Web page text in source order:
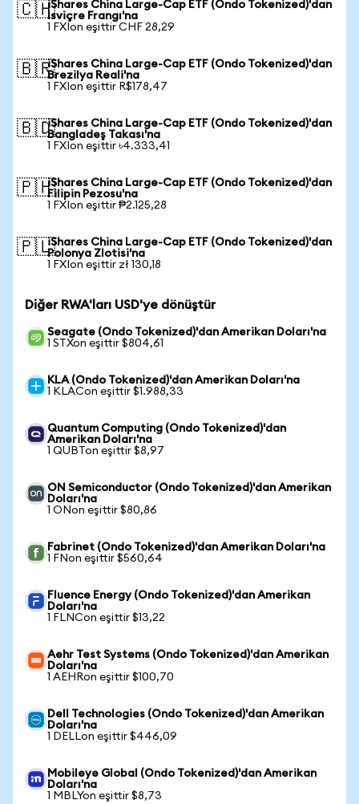
🇨🇭iShares China Large-Cap ETF (Ondo Tokenized)'dan
İsviçre Frangı'na
1 FXIon eşittir CHF 28,29
🇧🇷iShares China Large-Cap ETF (Ondo Tokenized)'dan
Brezilya Reali'na
1 FXIon eşittir R$178,47
🇧🇩iShares China Large-Cap ETF (Ondo Tokenized)'dan
Bangladeş Takası'na
1 FXIon eşittir ৳4.333,41
🇵🇭iShares China Large-Cap ETF (Ondo Tokenized)'dan
Filipin Pezosu'na
1 FXIon eşittir ₱2.125,28
🇵🇱iShares China Large-Cap ETF (Ondo Tokenized)'dan
Polonya Zlotisi'na
1 FXIon eşittir zł 130,18
Diğer RWA'ları USD'ye dönüştür
Seagate (Ondo Tokenized)'dan Amerikan Doları'na
1 STXon eşittir $804,61
KLA (Ondo Tokenized)'dan Amerikan Doları'na
1 KLACon eşittir $1.988,33
Quantum Computing (Ondo Tokenized)'dan
Amerikan Doları'na
1 QUBTon eşittir $8,97
ON Semiconductor (Ondo Tokenized)'dan Amerikan
Doları'na
1 ONon eşittir $80,86
Fabrinet (Ondo Tokenized)'dan Amerikan Doları'na
1 FNon eşittir $560,64
Fluence Energy (Ondo Tokenized)'dan Amerikan
Doları'na
1 FLNCon eşittir $13,22
Aehr Test Systems (Ondo Tokenized)'dan Amerikan
Doları'na
1 AEHRon eşittir $100,70
Dell Technologies (Ondo Tokenized)'dan Amerikan
Doları'na
1 DELLon eşittir $446,09
Mobileye Global (Ondo Tokenized)'dan Amerikan
Doları'na
1 MBLYon eşittir $8,73